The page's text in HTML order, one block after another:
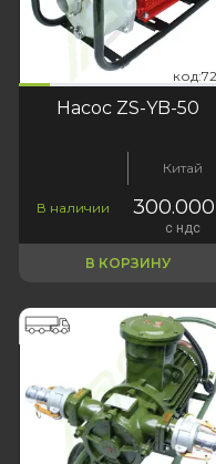
Насос ZS-YB-50
Китай
В наличии
с ндс
В КОРЗИНУ